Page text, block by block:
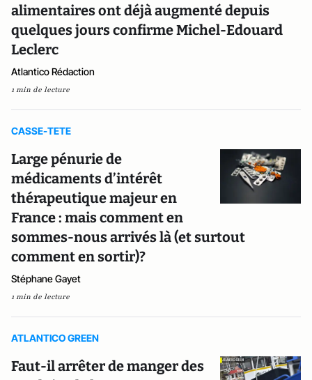
alimentaires ont déjà augmenté depuis
quelques jours confirme Michel-Edouard
Leclerc
Atlantico Rédaction
1 min de lecture
CASSE-TETE
Large pénurie de
médicaments d’intérêt
thérapeutique majeur en
France : mais comment en
sommes-nous arrivés là (et surtout
comment en sortir)?
Stéphane Gayet
1 min de lecture
ATLANTICO GREEN
Faut-il arrêter de manger des